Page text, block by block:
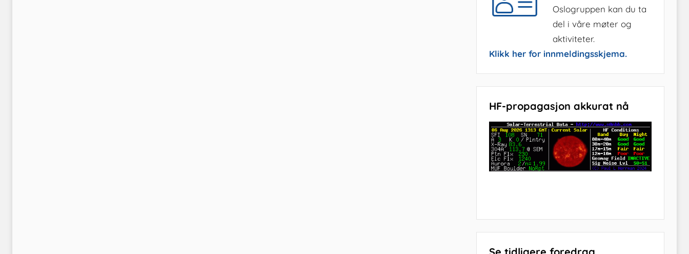
Oslogruppen kan du ta
del i våre møter og
aktiviteter.
Klikk her for innmeldingsskjema.
HF-propagasjon akkurat nå